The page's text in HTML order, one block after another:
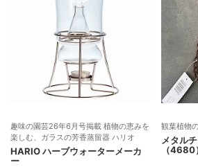
趣味の園芸26年6月号掲載 植物の恵みを
楽しむ、ガラスの芳香蒸留器 ハリオ
HARIO ハーブウォーターメーカ
ー
観葉植物
メタル
（4680）